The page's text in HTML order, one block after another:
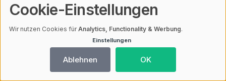
abweichen, es gilt der Preis auf dem Onlineshop des
Cookie-Einstellungen
Wir nutzen Cookies fürAnalytics, Functionality & Werbung.
Einstellungen
Ablehnen OK